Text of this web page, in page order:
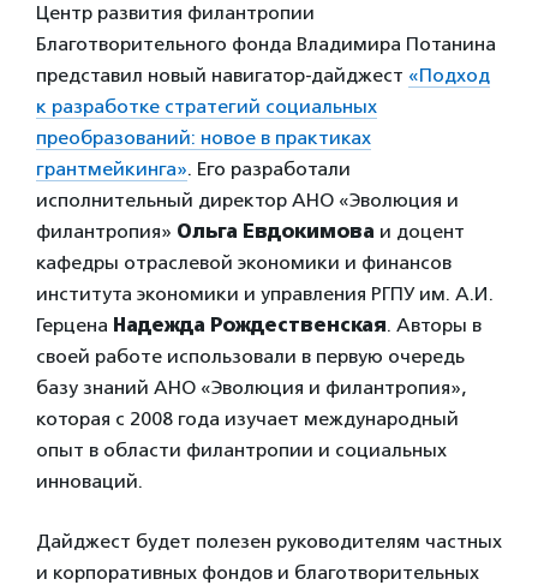
Центр развития филантропии
Благотворительного фонда Владимира Потанина
представил новый навигатор-дайджест «Подход
к разработке стратегий социальных
преобразований: новое в практиках
грантмейкинга». Его разработали
исполнительный директор АНО «Эволюция и
филантропия» Ольга Евдокимова и доцент
кафедры отраслевой экономики и финансов
института экономики и управления РГПУ им. А.И.
Герцена Надежда Рождественская. Авторы в
своей работе использовали в первую очередь
базу знаний АНО «Эволюция и филантропия»,
которая с 2008 года изучает международный
опыт в области филантропии и социальных
инноваций.
Дайджест будет полезен руководителям частных
и корпоративных фондов и благотворительных